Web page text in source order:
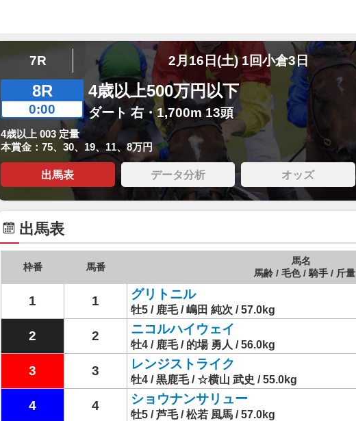
7R 2月16日(土) 1回小倉3日
8R
0:00
4歳以上500万円以下
ダート 右・1,700m 13頭
4歳以上 003 定量
本賞金：75、30、19、11、8万円
出馬表 データ分析 オッズ
出馬表
枠番 馬番
馬名
馬齢 / 毛色 / 騎手 / 斤量
1 1 グリトニル
牡5 / 鹿毛 / 嶋田 純次 / 57.0kg
2 2 ニコルハイウェイ
牡4 / 鹿毛 / 的場 勇人 / 56.0kg
3 3 レンジストライク
牡4 / 黒鹿毛 / ☆横山 武史 / 55.0kg
4 4 ショウナンサリュー
牡5 / 芦毛 / 松若 風馬 / 57.0kg